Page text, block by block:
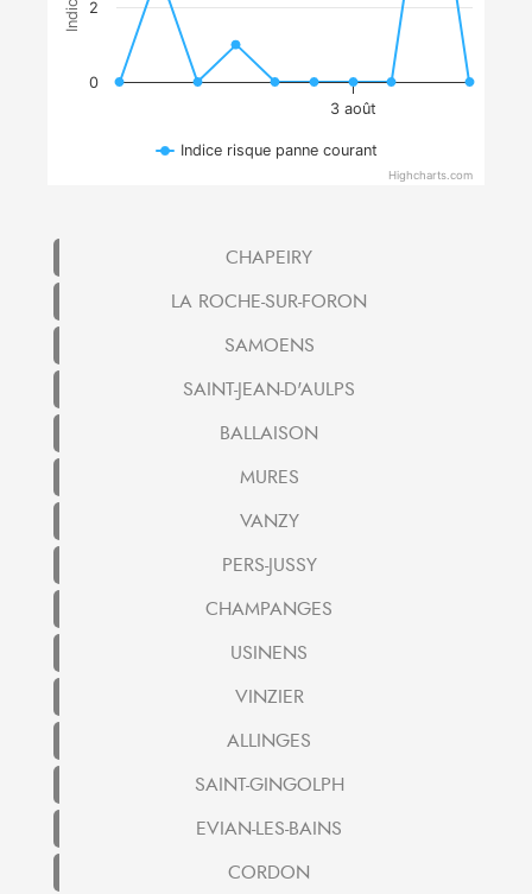
3 août
0
2
Indice risque panne courant
Highcharts.com
CHAPEIRY
LA ROCHE-SUR-FORON
SAMOENS
SAINT-JEAN-D'AULPS
BALLAISON
MURES
VANZY
PERS-JUSSY
CHAMPANGES
USINENS
VINZIER
ALLINGES
SAINT-GINGOLPH
EVIAN-LES-BAINS
CORDON